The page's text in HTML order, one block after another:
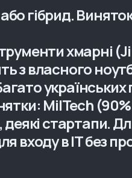
гібрид.
хмарні
з власного
MilTech
стартапи.
входу в IT без